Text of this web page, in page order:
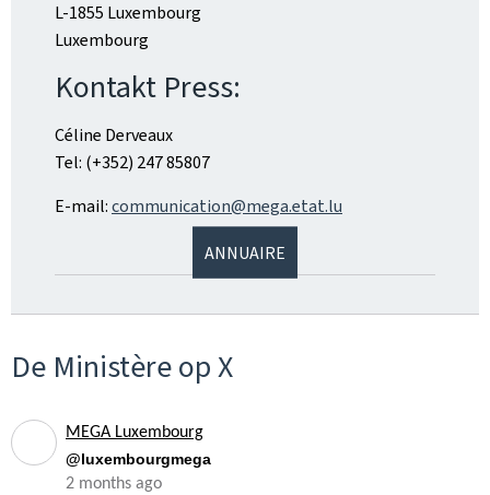
L-1855 Luxembourg
Luxembourg
Kontakt Press:
Céline Derveaux
Tel: (+352) 247 85807
E-mail:communication@mega.etat.lu
ANNUAIRE
De Ministère op X
MEGA Luxembourg
@luxembourgmega
2 months ago